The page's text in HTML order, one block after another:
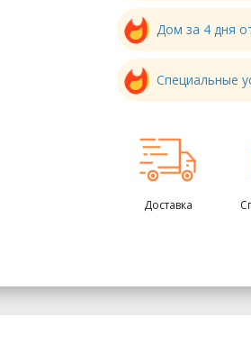
Дом за 4 дня
Специальные
Доставка